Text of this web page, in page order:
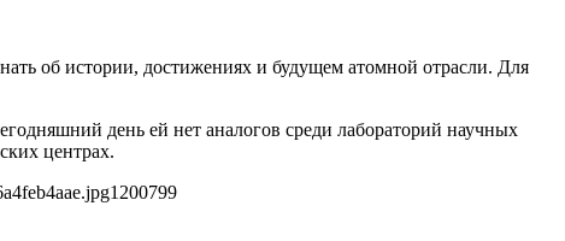
об истории, достижениях и будущем атомной отрасли. Для
день ей нет аналогов среди лабораторий научных
центрах.
1200799